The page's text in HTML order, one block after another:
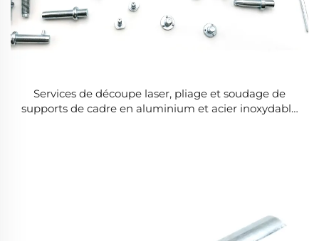
Services de découpe laser, pliage et soudage de
supports de cadre en aluminium et acier inoxydable